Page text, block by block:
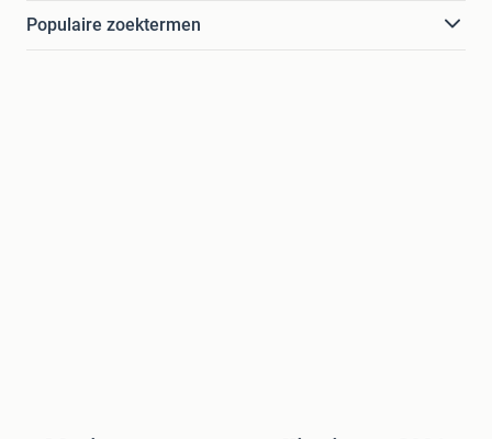
Populaire zoektermen